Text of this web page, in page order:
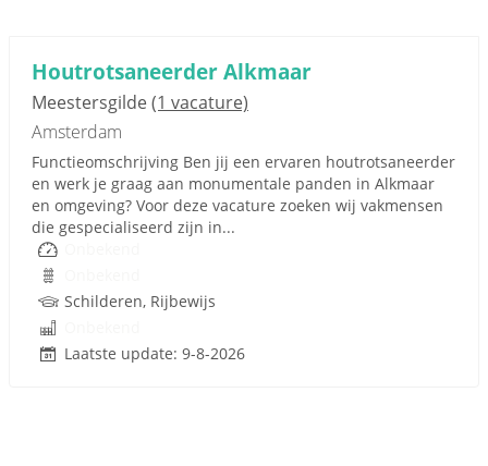
Houtrotsaneerder Alkmaar
Meestersgilde(1 vacature)
Amsterdam
Functieomschrijving Ben jij een ervaren houtrotsaneerder
en werk je graag aan monumentale panden in Alkmaar
en omgeving? Voor deze vacature zoeken wij vakmensen
die gespecialiseerd zijn in...
Schilderen, Rijbewijs
Laatste update: 9-8-2026